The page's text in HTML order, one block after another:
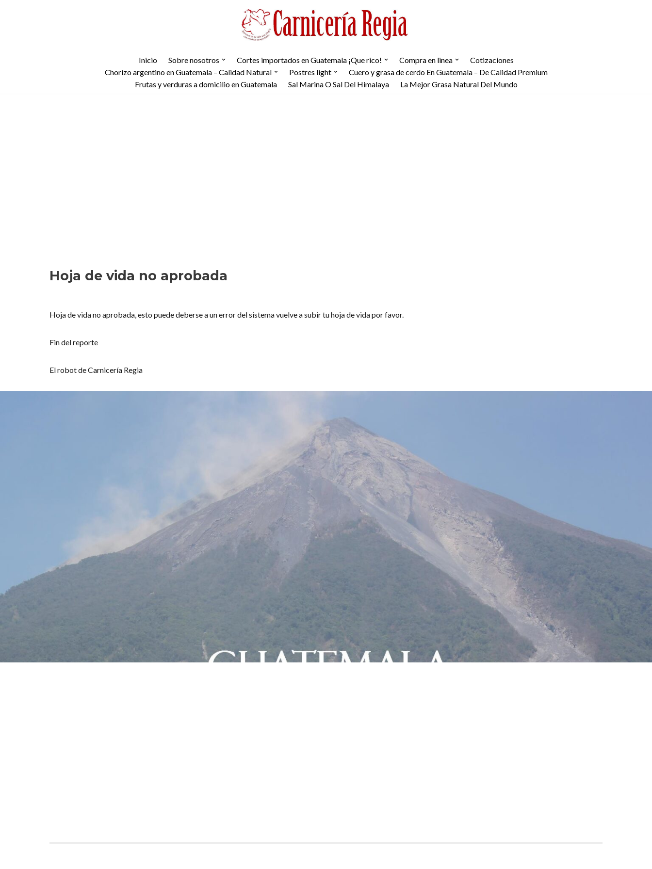
Inicio Sobre nosotros Cortes importados en Guatemala ¡Que rico! Compra en linea
Cotizaciones
Chorizo argentino en Guatemala – Calidad Natural
Postres light
Cuero y grasa de cerdo En Guatemala – De Calidad Premium
Frutas y verduras a domicilio en Guatemala
Sal Marina O Sal Del Himalaya La Mejor Grasa Natural Del Mundo
Hoja de vida no aprobada
Hoja de vida no aprobada, esto puede deberse a un error del sistema vuelve a subir tu hoja de vida por favor.
Fin del reporte
El robot de Carnicería Regia